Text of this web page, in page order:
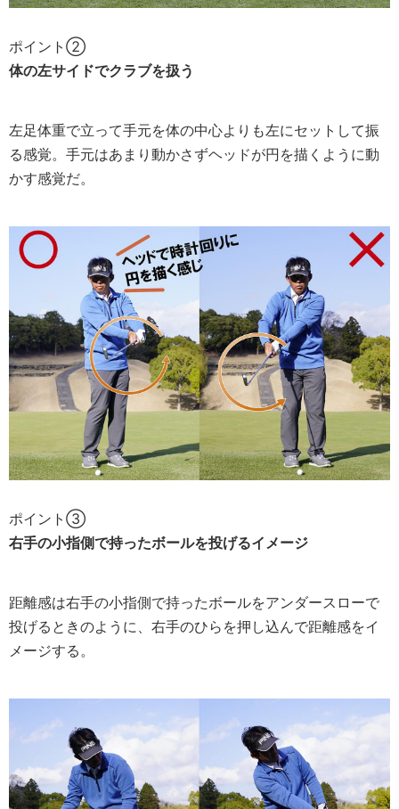
ポイント②
体の左サイドでクラブを扱う
左足体重で立って手元を体の中心よりも左にセットして振
る感覚。手元はあまり動かさずヘッドが円を描くように動
かす感覚だ。
ポイント③
右手の小指側で持ったボールを投げるイメージ
距離感は右手の小指側で持ったボールをアンダースローで
投げるときのように、右手のひらを押し込んで距離感をイ
メージする。